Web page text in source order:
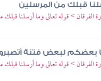
قبلك من المرسلين
> قوله تعالى وما أرسلنا قبلك
بعضكم لبعض فتنة
> قوله تعالى وما أرسلنا قبلك